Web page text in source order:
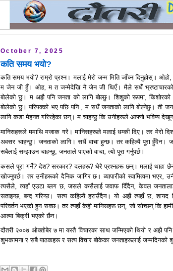
October 7, 2025
कति समय भयो?
कति समय भयो? राम्रो प्रश्न। मलाई मेरो जन्म मिति जाँच्न दिनुहोस्।
म जेन जी हुँ। ओह, म त जन्मेदेखि नै जेन जी थिएँ। मैले सधैं भ्रष्टाचारको
बोलेको छु। म अझै पनि जनता को लागि बोल्छु। शिशुको रूपमा,
बोलेको छु। परिपक्को भए पछि पनि , म सधैं जनताको लागि बोल्नेछु। ती
लागि कडा मेहनत गरिरहेका छन्। म चाहन्छु कि उनीहरूले आफ्नो भविष्य
मानिसहरूले ममाथि मजाक गरे। मानिसहरूले मलाई धम्की दिए। तर मेरो दिशा
अवसर चाहन्छु। जनताको लागि। सधैं वाचा हुन्छ। तर कहिल्यै पूरा हुँदैन।
सबैलाई सम्झाउन चाहन्छु, जनताले पाएको वाचा, त्यो पूरा गर्नुपर्छ।
कसले पूरा गर्ने? देश? सरकार? दलहरू? धेरै प्रश्नहरू छन्। मलाई थाहा
खोज्नुपर्छ। तर उनीहरूको दैनिक जागिर छ। व्यापारीको स्वामित्वमा भएर,
त्यसैले, त्यहाँ एउटा ब्लग छ, जसले कसैलाई जवाफ दिँदैन, केवल
सताइन्छ, बन्द गरिन्छ। सत्य कहिल्यै हराउँदैन। यो अझै त्यहाँ छ,
परिवर्तन भएको हुन सक्छ। तर त्यहाँ केही मानिसहरू छन्, जो सोच्छन् कि
आत्मा बिक्री भएको छैन।
दौतरी २००७ ओक्तोबेर ७ मा यस्तै विचारका साथ जन्मिएको थियो र अझै पनि
शुभकामना र सबै पाठकहरू र सत्य विचार बोकेका जनताहरूलाई जन्मदिनको